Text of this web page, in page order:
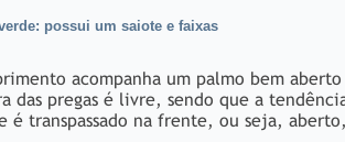
possui um saiote e faixas
acompanha um palmo bem
das pregas é livre, sendo que a
é transpassado na frente, ou seja,